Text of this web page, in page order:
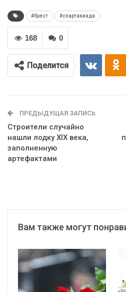
#брест #спартакиада
0
168
Поделится
ПРЕДЫДУЩАЯ ЗАПИСЬ
Строители случайно
нашли лодку XIX века,
заполненную
артефактами
Вам также могут